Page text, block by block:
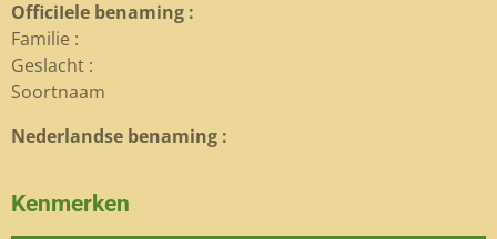
OfficiIele benaming :
Familie :
Geslacht :
Soortnaam
Nederlandse benaming :
Kenmerken